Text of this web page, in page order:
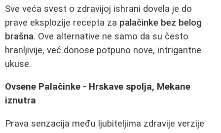
Sve veća svest o zdravijoj ishrani dovela je do
prave eksplozije recepta za palačinke bez belog
brašna. Ove alternative ne samo da su često
hranljivije, već donose potpuno nove, intrigantne
ukuse.
Ovsene Palačinke - Hrskave spolja, Mekane
iznutra
Prava senzacija među ljubiteljima zdravije verzije